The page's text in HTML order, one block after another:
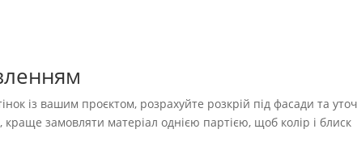
із вашим проєктом, розрахуйте розкрій під фасади та
краще замовляти матеріал однією партією, щоб колір і блиск